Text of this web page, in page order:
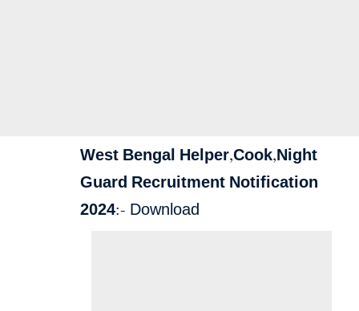
West Bengal Helper,Cook,Night
Guard Recruitment Notification
2024:- Download